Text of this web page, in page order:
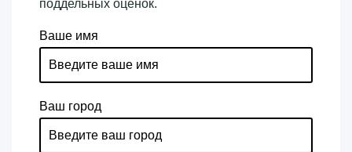
поддельных оценок.
Ваше имя
Ваш город